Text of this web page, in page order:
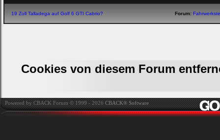
19 Zoll Talladega auf Golf 6 GTI Cabrio? Forum:
Cookies von diesem Forum
Powered by CBACK Forum © 1999 - 2026CBACK® Software